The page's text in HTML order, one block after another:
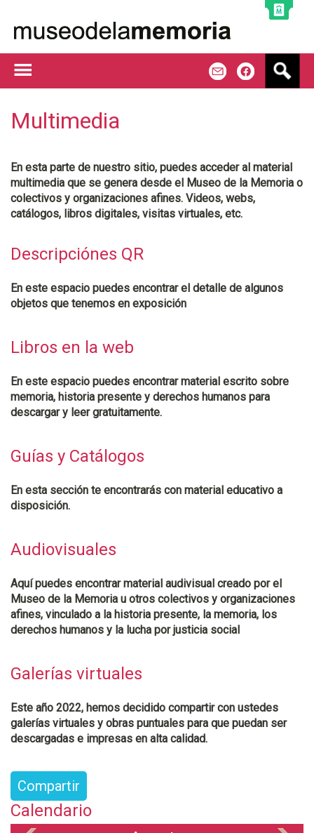
Multimedia
En esta parte de nuestro sitio, puedes acceder al material
multimedia que se genera desde el Museo de la Memoria o
colectivos y organizaciones afines. Videos, webs,
catálogos, libros digitales, visitas virtuales, etc.
Descripciónes QR
En este espacio puedes encontrar el detalle de algunos
objetos que tenemos en exposición
Libros en la web
En este espacio puedes encontrar material escrito sobre
memoria, historia presente y derechos humanos para
descargar y leer gratuitamente.
Guías y Catálogos
En esta sección te encontrarás con material educativo a
disposición.
Audiovisuales
Aquí puedes encontrar material audivisual creado por el
Museo de la Memoria u otros colectivos y organizaciones
afines, vinculado a la historia presente, la memoria, los
derechos humanos y la lucha por justicia social
Galerías virtuales
Este año 2022, hemos decidido compartir con ustedes
galerías virtuales y obras puntuales para que puedan ser
descargadas e impresas en alta calidad.
Compartir
Calendario
s